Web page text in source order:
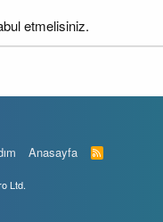
etmelisiniz.
Anasayfa
R
S
Ltd.